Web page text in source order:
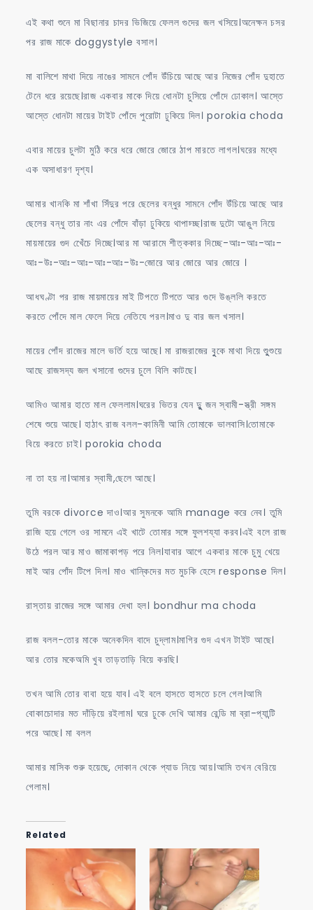
এই কথা শুনে মা বিছানার চাদর ভিজিয়ে ফেলল গুদের জল খসিয়ে।অনেক্ষন চসর
পর রাজ মাকে doggystyle বসাল।
মা বালিশে মাথা দিয়ে নাঙের সামনে পোঁদ উঁচিয়ে আছে আর নিজের পোঁদ দুহাতে
টেনে ধরে রয়েছে।রাজ একবার মাকে দিয়ে ধোনটা চুসিয়ে পোঁদে ঢোকাল। আস্তে
আস্তে ধোনটা মায়ের টাইট পোঁদে পুরোটা ঢুকিয়ে দিল। porokia choda
এবার মায়ের চুলটা মুঠি করে ধরে জোরে জোরে ঠাপ মারতে লাগল।ঘরের মধ্যে
এক অসাধারণ দৃশ্য।
আমার খানকি মা শাঁখা সিঁদুর পরে ছেলের বন্ধুর সামনে পোঁদ উঁচিয়ে আছে আর
ছেলের বন্ধু তার নাং এর পোঁদে বাঁড়া ঢুকিয়ে থাপাচ্চ্ছ।রাজ দুটো আঙুল নিয়ে
মায়মায়ের গুদ খেেঁচে দিচ্ছে।আর মা আরামে শীত্ককার দিচ্ছে-আঃ-আঃ-আঃ-
আঃ-উঃ-আঃ-আঃ-আঃ-আঃ-উঃ-জোরে আর জোরে আর জোরে ।
আধঘণ্টা পর রাজ মায়মায়ের মাই টিপতে টিপতে আর গুদে উঙ্ললি করতে
করতে পোঁদে মাল ফেলে দিয়ে নেতিযে পরল।মাও দু বার জল খসাল।
মায়ের পোঁদ রাজের মালে ভর্তি হয়ে আছে। মা রাজরাজের বুুকে মাথা দিয়ে শুুুশুয়ে
আছে রাজসদ্য জল খসানো গুদের চুলে বিলি কাটছে।
আমিও আমার হাতে মাল ফেললাম।ঘরের ভিতর যেন দুুু জন স্বামী-স্ত্রী সঙ্গম
শেষে শুয়ে আছে। হাঠাৎ রাজ বলল-কামিনী আমি তোমাকে ভালবাসি।তোমাকে
বিয়ে করতে চাই। porokia choda
না তা হয় না।আমার স্বামী,ছেলে আছে।
তুমি বরকে divorce দাও।আর সুমনকে আমি manage করে নেব। তুমি
রাজি হয়ে গেলে ওর সামনে এই খাটে তোমার সঙ্গে ফুলশয্যা করব।এই বলে রাজ
উঠে পরল আর মাও জামাকাপড় পরে নিল।যাবার আগে একবার মাকে চুমু খেয়ে
মাই আর পোঁদ টিপে দিল। মাও খান্কিদের মত মুচকি হেসে response দিল।
রাস্তায় রাজের সঙ্গে আমার দেখা হল। bondhur ma choda
রাজ বলল-তোর মাকে অনেকদিন বাদে চুদ্লাম।মাগির গুদ এখন টাইট আছে।
আর তোর মকেঅমি খুব তাড়তাড়ি বিয়ে করছি।
তখন আমি তোর বাবা হয়ে যাব। এই বলে হাসতে হাসতে চলে গেল।আমি
বোকাচোদার মত দাঁড়িয়ে রইলাম। ঘরে ঢুকে দেখি আমার রেন্ডি মা ব্রা-প্যান্টি
পরে আছে। মা বলল
আমার মাসিক শুরু হয়েছে, দোকান থেকে প্যাড নিয়ে আয়।আমি তখন বেরিয়ে
গেলাম।
Related